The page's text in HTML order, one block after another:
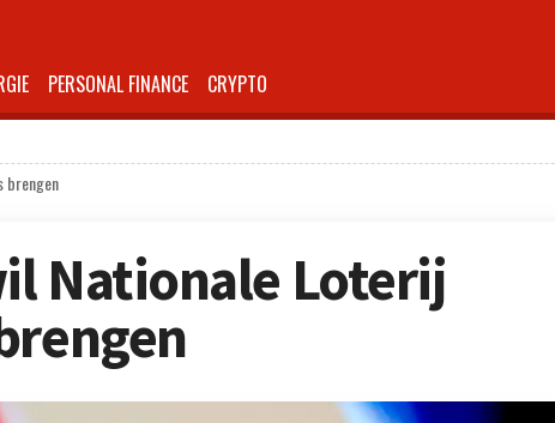
PERSONAL FINANCE CRYPTO
brengen
Nationale Loterij